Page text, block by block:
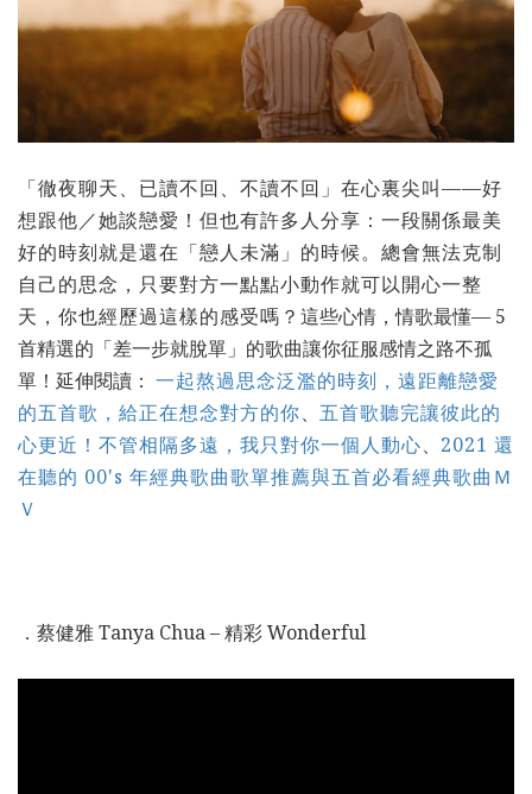
「徹夜聊天、已讀不回、不讀不回」在心裏尖叫——好
想跟他／她談戀愛！但也有許多人分享：一段關係最美
好的時刻就是還在「戀人未滿」的時候。總會無法克制
自己的思念，只要對方一點點小動作就可以開心一整
天，你也經歷過這樣的感受嗎？ 這些心情，情歌最懂— 5
首精選的「差一步就脫單」的歌曲讓你征服感情之路不孤
單！延伸閱讀： 一起熬過思念泛濫的時刻，遠距離戀愛
的五首歌，給正在想念對方的你、 五首歌聽完讓彼此的
心更近！不管相隔多遠，我只對你一個人動心、 2021 還
在聽的 00's 年經典歌曲歌單推薦與五首必看經典歌曲Ｍ
Ｖ
．蔡健雅 Tanya Chua – 精彩 Wonderful